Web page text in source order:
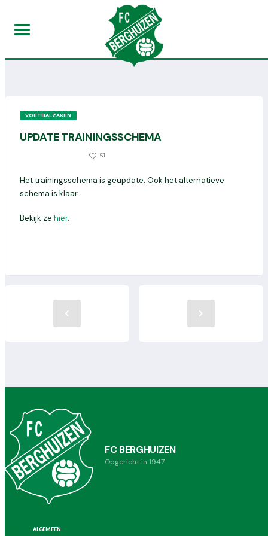
VOETBALZAKEN
UPDATE TRAININGSSCHEMA
51
Het trainingsschema is geupdate. Ook het alternatieve
schema is klaar.
Bekijk ze hier.
FC BERGHUIZEN
Opgericht in 1947
ALGEMEEN